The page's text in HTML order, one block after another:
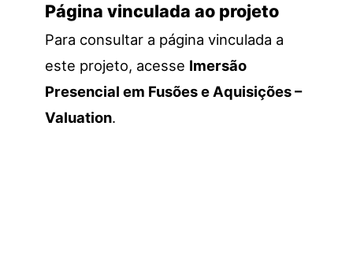
Página vinculada ao projeto
Para consultar a página vinculada a
este projeto, acesse Imersão
Presencial em Fusões e Aquisições –
Valuation.